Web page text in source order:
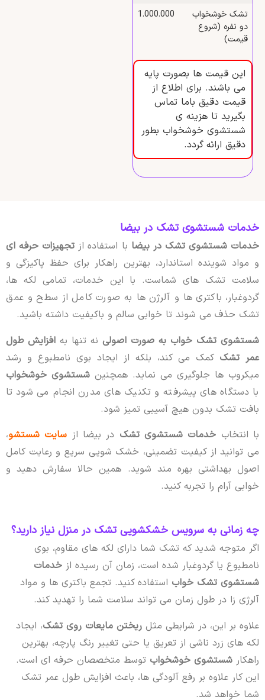
تشک خوشخواب
دو نفره (شروع
قیمت)
1.000.000
این قیمت ها بصورت پایه
می باشند. برای اطلاع از
قیمت دقیق باما تماس
بگیرید تا هزینه ی
شستشوی خوشخواب بطور
دقیق ارائه گردد.
خدمات شستشوی تشک در بیضا
خدمات شستشوی تشک در بیضابا استفاده از تجهیزات حرفه ای
و مواد شوینده استاندارد، بهترین راهکار برای حفظ پاکیزگی و
سلامت تشک های شماست. با این خدمات، تمامی لکه ها،
گردوغبار، باکتری ها و آلرژن ها به صورت کامل از سطح و عمق
تشک حذف می شوند تا خوابی سالم و باکیفیت داشته باشید.
شستشوی تشک خواب به صورت اصولینه تنها به افزایش طول
عمر تشککمک می کند، بلکه از ایجاد بوی نامطبوع و رشد
میکروب ها جلوگیری می نماید. همچنین شستشوی خوشخواب
با دستگاه های پیشرفته و تکنیک های مدرن انجام می شود تا
بافت تشک بدون هیچ آسیبی تمیز شود.
با انتخاب خدمات شستشوی تشکدر بیضا از سایت شستشو،
می توانید از کیفیت تضمینی، خشک شویی سریع و رعایت کامل
اصول بهداشتی بهره مند شوید. همین حالا سفارش دهید و
خوابی آرام را تجربه کنید.
چه زمانی به سرویس خشکشویی تشک در منزل نیاز دارید؟
اگر متوجه شدید که تشک شما دارای لکه های مقاوم، بوی
نامطبوع یا گردوغبار شده است، زمان آن رسیده از خدمات
شستشوی تشک خواباستفاده کنید. تجمع باکتری ها و مواد
آلرژی زا در طول زمان می تواند سلامت شما را تهدید کند.
علاوه بر این، در شرایطی مثل ریختن مایعات روی تشک، ایجاد
لکه های زرد ناشی از تعریق یا حتی تغییر رنگ پارچه، بهترین
راهکار شستشوی خوشخوابتوسط متخصصان حرفه ای است.
این کار علاوه بر رفع آلودگی ها، باعث افزایش طول عمر تشک
شما خواهد شد.